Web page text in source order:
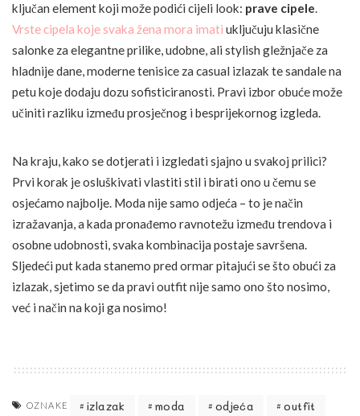
ključan element koji može podići cijeli look: prave cipele.
Vrste cipela koje svaka žena mora imati uključuju klasične
salonke za elegantne prilike, udobne, ali stylish gležnjače za
hladnije dane, moderne tenisice za casual izlazak te sandale na
petu koje dodaju dozu sofisticiranosti. Pravi izbor obuće može
učiniti razliku između prosječnog i besprijekornog izgleda.
Na kraju, kako se dotjerati i izgledati sjajno u svakoj prilici?
Prvi korak je osluškivati vlastiti stil i birati ono u čemu se
osjećamo najbolje. Moda nije samo odjeća – to je način
izražavanja, a kada pronađemo ravnotežu između trendova i
osobne udobnosti, svaka kombinacija postaje savršena.
Sljedeći put kada stanemo pred ormar pitajući se što obući za
izlazak, sjetimo se da pravi outfit nije samo ono što nosimo,
već i način na koji ga nosimo!
OZNAKE izlazak moda odjeća outfit